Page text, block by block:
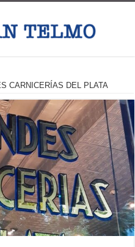
CARNICERÍAS DEL PLATA